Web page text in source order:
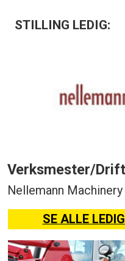
STILLING LEDIG:
Verksmester/
Nellemann Machinery
SE ALLE